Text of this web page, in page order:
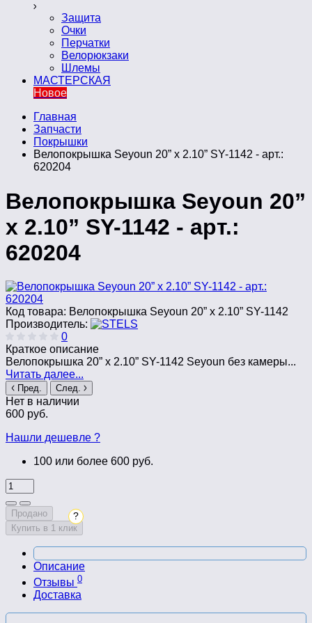
Защита
Очки
Перчатки
Велорюкзаки
Шлемы
МАСТЕРСКАЯ
Новое
Главная
Запчасти
Покрышки
Велопокрышка Seyoun 20” x 2.10” SY-1142 - арт.:
620204
Велопокрышка Seyoun 20”
x 2.10” SY-1142 - арт.:
620204
Код товара: Велопокрышка Seyoun 20” x 2.10” SY-1142
Производитель:
0
Краткое описание
Велопокрышка 20” x 2.10” SY-1142 Seyoun без камеры...
Читать далее...
Пред. След.
Нет в наличии
600 руб.
Нашли дешевле ?
100 или более 600 руб.
Продано
Купить в 1 клик
?
Описание
Отзывы 0
Доставка